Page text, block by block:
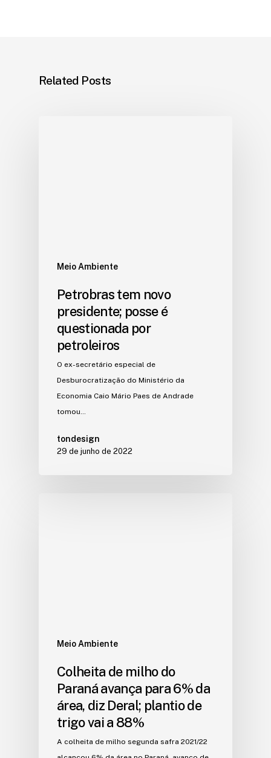
Related Posts
Meio Ambiente
Petrobras tem novo
presidente; posse é
questionada por
petroleiros
O ex-secretário especial de
Desburocratização do Ministério da
Economia Caio Mário Paes de Andrade
tomou…
tondesign
29 de junho de 2022
Meio Ambiente
Colheita de milho do
Paraná avança para 6% da
área, diz Deral; plantio de
trigo vai a 88%
A colheita de milho segunda safra 2021/22